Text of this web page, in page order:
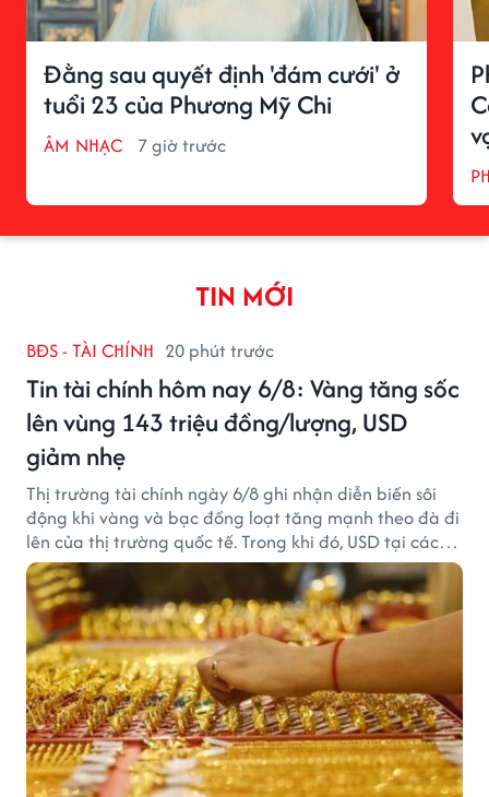
Đằng sau quyết định 'đám cưới' ở
tuổi 23 của Phương Mỹ Chi
ÂM NHẠC 7 giờ trước
TIN MỚI
BĐS - TÀI CHÍNH 20 phút trước
Tin tài chính hôm nay 6/8: Vàng tăng sốc
lên vùng 143 triệu đồng/lượng, USD
giảm nhẹ
Thị trường tài chính ngày 6/8 ghi nhận diễn biến sôi
động khi vàng và bạc đồng loạt tăng mạnh theo đà đi
lên của thị trường quốc tế. Trong khi đó, USD tại các
ngân hàng tiếp tục hạ nhiệt dù tỷ giá trung tâm lập
đỉnh mới.